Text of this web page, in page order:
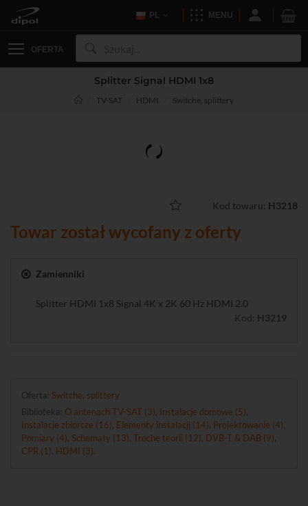
PL MENU
OFERTA
Splitter Signal HDMI 1x8
TV-SAT HDMI Switche, splittery
Kod towaru: H3218
Towar został wycofany z oferty
Zamienniki
Splitter HDMI 1x8 Signal 4K x 2K 60 Hz HDMI 2.0
Kod: H3219
Oferta: Switche, splittery
Biblioteka: O antenach TV-SAT (3) Instalacje domowe (5)
Instalacje zbiorcze (16) Elementy instalacji (14) Projektowanie (4)
Pomiary (4) Schematy (13) Trochę teorii (12) DVB-T & DAB (9)
CPR (1) HDMI (3)